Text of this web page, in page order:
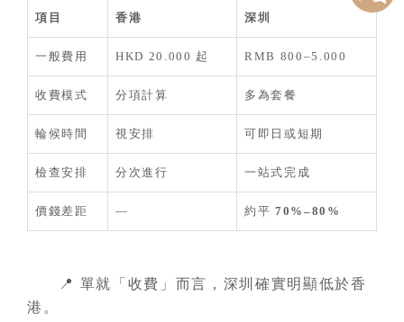
項目 香港 深圳
一般費用 HKD 20.000 起 RMB 800–5.000
收費模式 分項計算 多為套餐
輪候時間 視安排 可即日或短期
檢查安排 分次進行 一站式完成
價錢差距 — 約平70%–80%
📍 單就「收費」而言，深圳確實明顯低於香
港。